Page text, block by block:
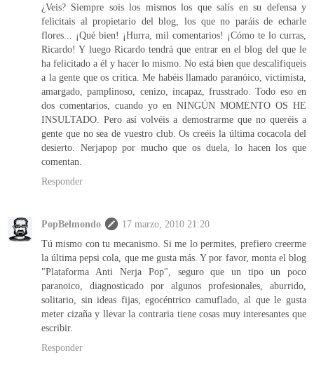
¿Veis? Siempre sois los mismos los que salís en su defensa y
felicitais al propietario del blog, los que no paráis de echarle
flores... ¡Qué bien! ¡Hurra, mil comentarios! ¡Cómo te lo curras,
Ricardo! Y luego Ricardo tendrá que entrar en el blog del que le
ha felicitado a él y hacer lo mismo. No está bien que descalifiqueis
a la gente que os critica. Me habéis llamado paranóico, victimista,
amargado, pamplinoso, cenizo, incapaz, frusstrado. Todo eso en
dos comentarios, cuando yo en NINGÚN MOMENTO OS HE
INSULTADO. Pero así volvéis a demostrarme que no queréis a
gente que no sea de vuestro club. Os creéis la última cocacola del
desierto. Nerjapop por mucho que os duela, lo hacen los que
comentan.
Responder
PopBelmondo
17 marzo, 2010 21:20
Tú mismo con tu mecanismo. Si me lo permites, prefiero creerme
la última pepsi cola, que me gusta más. Y por favor, monta el blog
"Plataforma Anti Nerja Pop", seguro que un tipo un poco
paranoico, diagnosticado por algunos profesionales, aburrido,
solitario, sin ideas fijas, egocéntrico camuflado, al que le gusta
meter cizaña y llevar la contraria tiene cosas muy interesantes que
escribir.
Responder